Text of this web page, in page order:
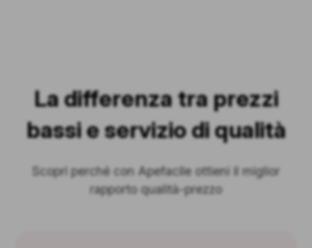
La differenza tra prezzi
bassi e servizio di qualità
Scopri perché con Apefacile ottieni il miglior
rapporto qualità-prezzo